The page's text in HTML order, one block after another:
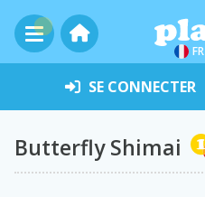
FR
SE CONNECTER
Butterfly Shimai